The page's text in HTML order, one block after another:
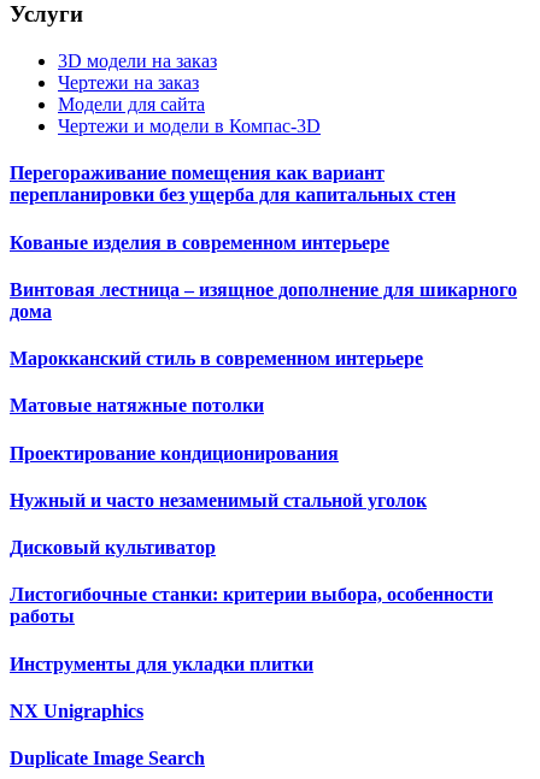
Услуги
3D модели на заказ
Чертежи на заказ
Модели для сайта
Чертежи и модели в Компас-3D
Перегораживание помещения как вариант
перепланировки без ущерба для капитальных стен
Кованые изделия в современном интерьере
Винтовая лестница – изящное дополнение для шикарного
дома
Марокканский стиль в современном интерьере
Матовые натяжные потолки
Проектирование кондиционирования
Нужный и часто незаменимый стальной уголок
Дисковый культиватор
Листогибочные станки: критерии выбора, особенности
работы
Инструменты для укладки плитки
NX Unigraphics
Duplicate Image Search